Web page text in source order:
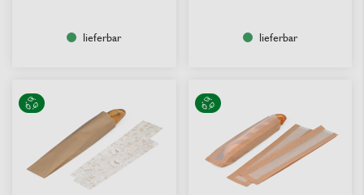
lieferbar lieferbar